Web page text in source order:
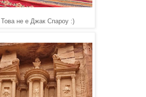
Това не е Джак Спароу :)